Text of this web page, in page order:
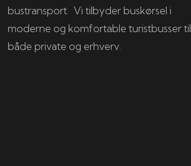
bustransport. Vi tilbyder buskørsel i
moderne og komfortable turistbusser til
både private og erhverv.